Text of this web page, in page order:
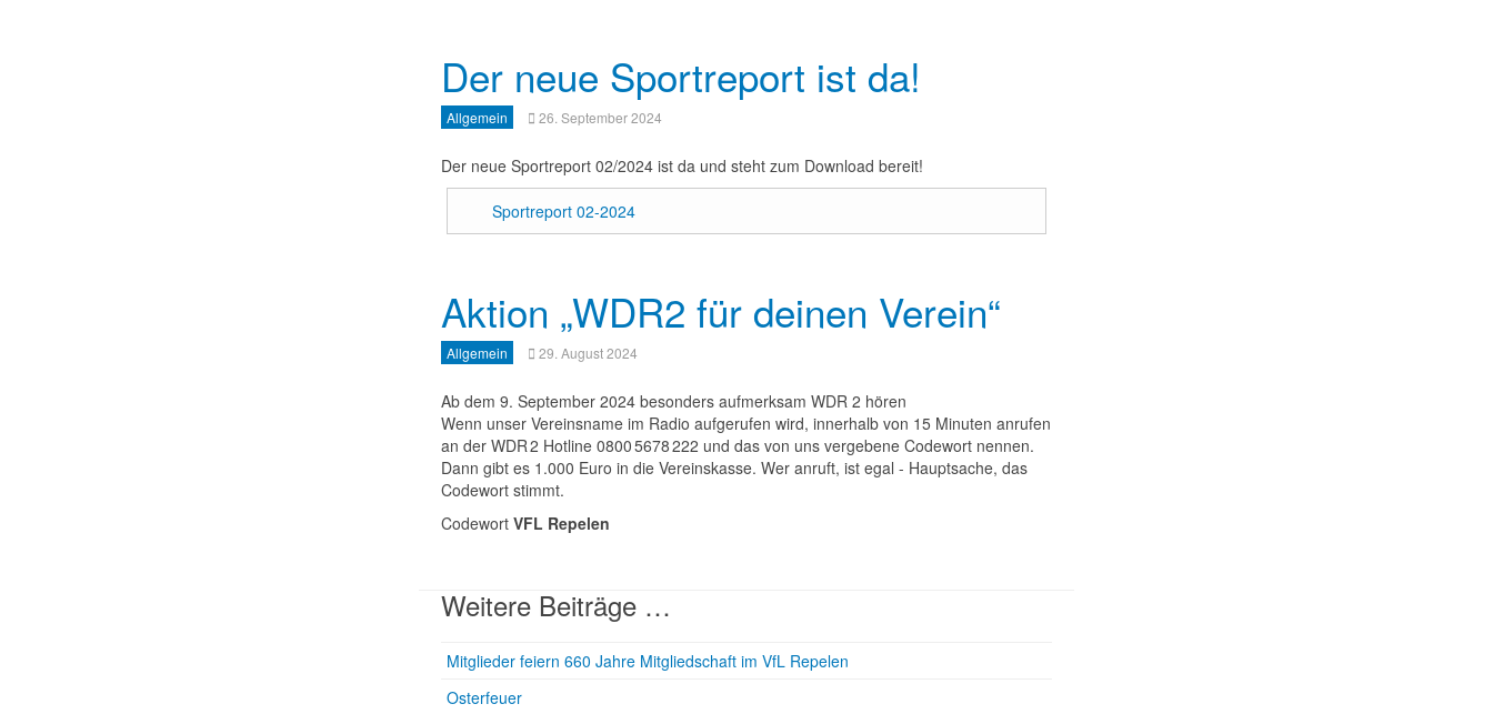
Der neue Sportreport ist da!
Allgemein 26. September 2024
Der neue Sportreport 02/2024 ist da und steht zum Download bereit!
Sportreport 02-2024
Aktion „WDR2 für deinen Verein“
Allgemein 29. August 2024
Ab dem 9. September 2024 besonders aufmerksam WDR 2 hören
Wenn unser Vereinsname im Radio aufgerufen wird, innerhalb von 15 Minuten anrufen
an der WDR 2 Hotline 0800 5678 222 und das von uns vergebene Codewort nennen.
Dann gibt es 1.000 Euro in die Vereinskasse. Wer anruft, ist egal - Hauptsache, das
Codewort stimmt.
Codewort VFL Repelen
Weitere Beiträge …
Mitglieder feiern 660 Jahre Mitgliedschaft im VfL Repelen
Osterfeuer